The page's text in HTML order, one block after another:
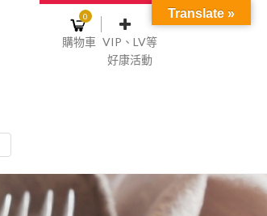
0
購物車 VIP、LV等
好康活動
Translate »